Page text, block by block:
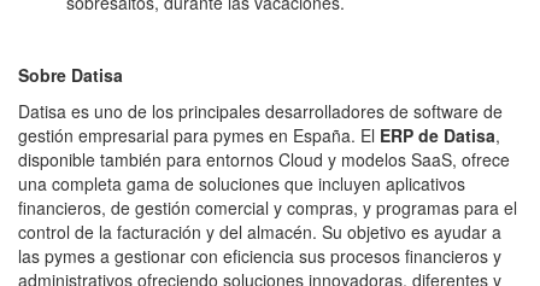
Sobre Datisa
Datisa es uno de los principales desarrolladores de software de
gestión empresarial para pymes en España. El ERP de Datisa,
disponible también para entornos Cloud y modelos SaaS, ofrece
una completa gama de soluciones que incluyen aplicativos
financieros, de gestión comercial y compras, y programas para el
control de la facturación y del almacén. Su objetivo es ayudar a
las pymes a gestionar con eficiencia sus procesos financieros y
administrativos ofreciendo soluciones innovadoras, diferentes y